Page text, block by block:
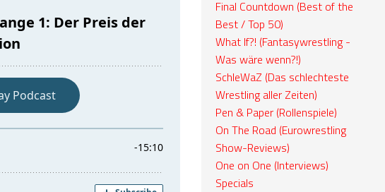
Final Countdown (Best of the
Best / Top 50)
What If?! (Fantasywrestling -
Was wäre wenn?!)
SchleWaZ (Das schlechteste
Wrestling aller Zeiten)
Pen & Paper (Rollenspiele)
On The Road (Eurowrestling
Show-Reviews)
One on One (Interviews)
Specials